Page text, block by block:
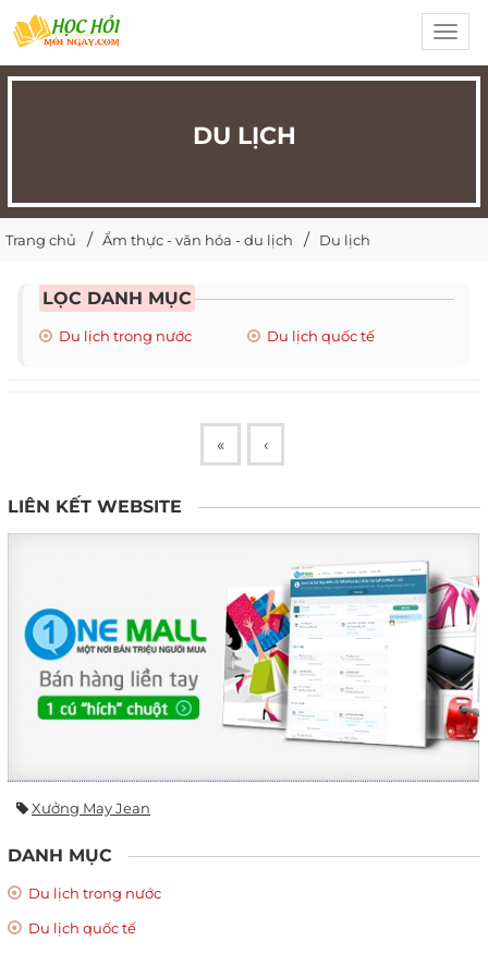
DU LỊCH
Trang chủ Ẩm thực - văn hóa - du lịch Du lịch
LỌC DANH MỤC
Du lịch trong nước Du lịch quốc tế
« ‹
LIÊN KẾT WEBSITE
Xưởng May Jean
DANH MỤC
Du lịch trong nước
Du lịch quốc tế